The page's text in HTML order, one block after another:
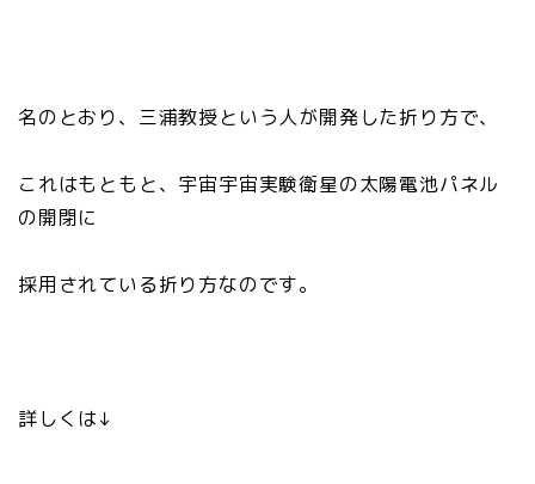
名のとおり、三浦教授という人が開発した折り方で、
これはもともと、宇宙宇宙実験衛星の太陽電池パネル
の開閉に
採用されている折り方なのです。
詳しくは↓